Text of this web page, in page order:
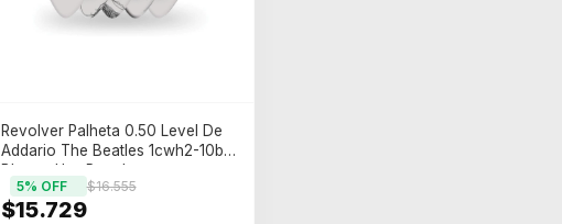
Revolver Palheta 0.50 Level De
Addario The Beatles 1cwh2-10b1
Blanco Uas Para Instrumentos
De Cuerdas
$15.729
$16.555
5% OFF